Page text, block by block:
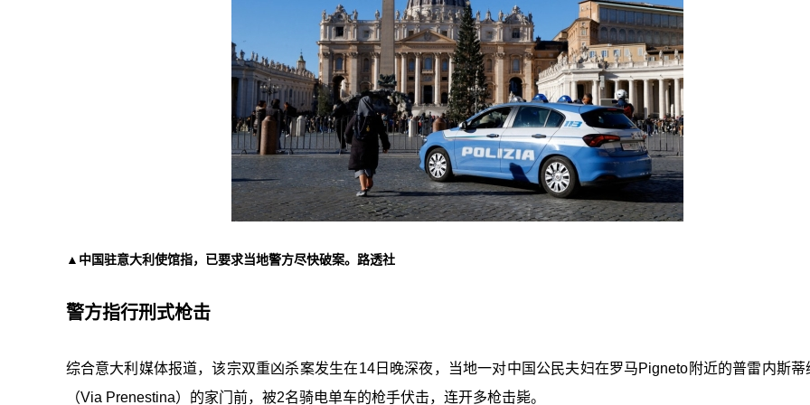
▲中国驻意大利使馆指，已要求当地警方尽快破案。路透社
警方指行刑式枪击
综合意大利媒体报道，该宗双重凶杀案发生在14日晚深夜，当地一对中国公民夫妇在罗马Pigneto附近的普雷内斯蒂
（Via Prenestina）的家门前，被2名骑电单车的枪手伏击，连开多枪击毙。